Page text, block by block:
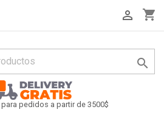
shopping_cart


pedidos a partir de 3500$